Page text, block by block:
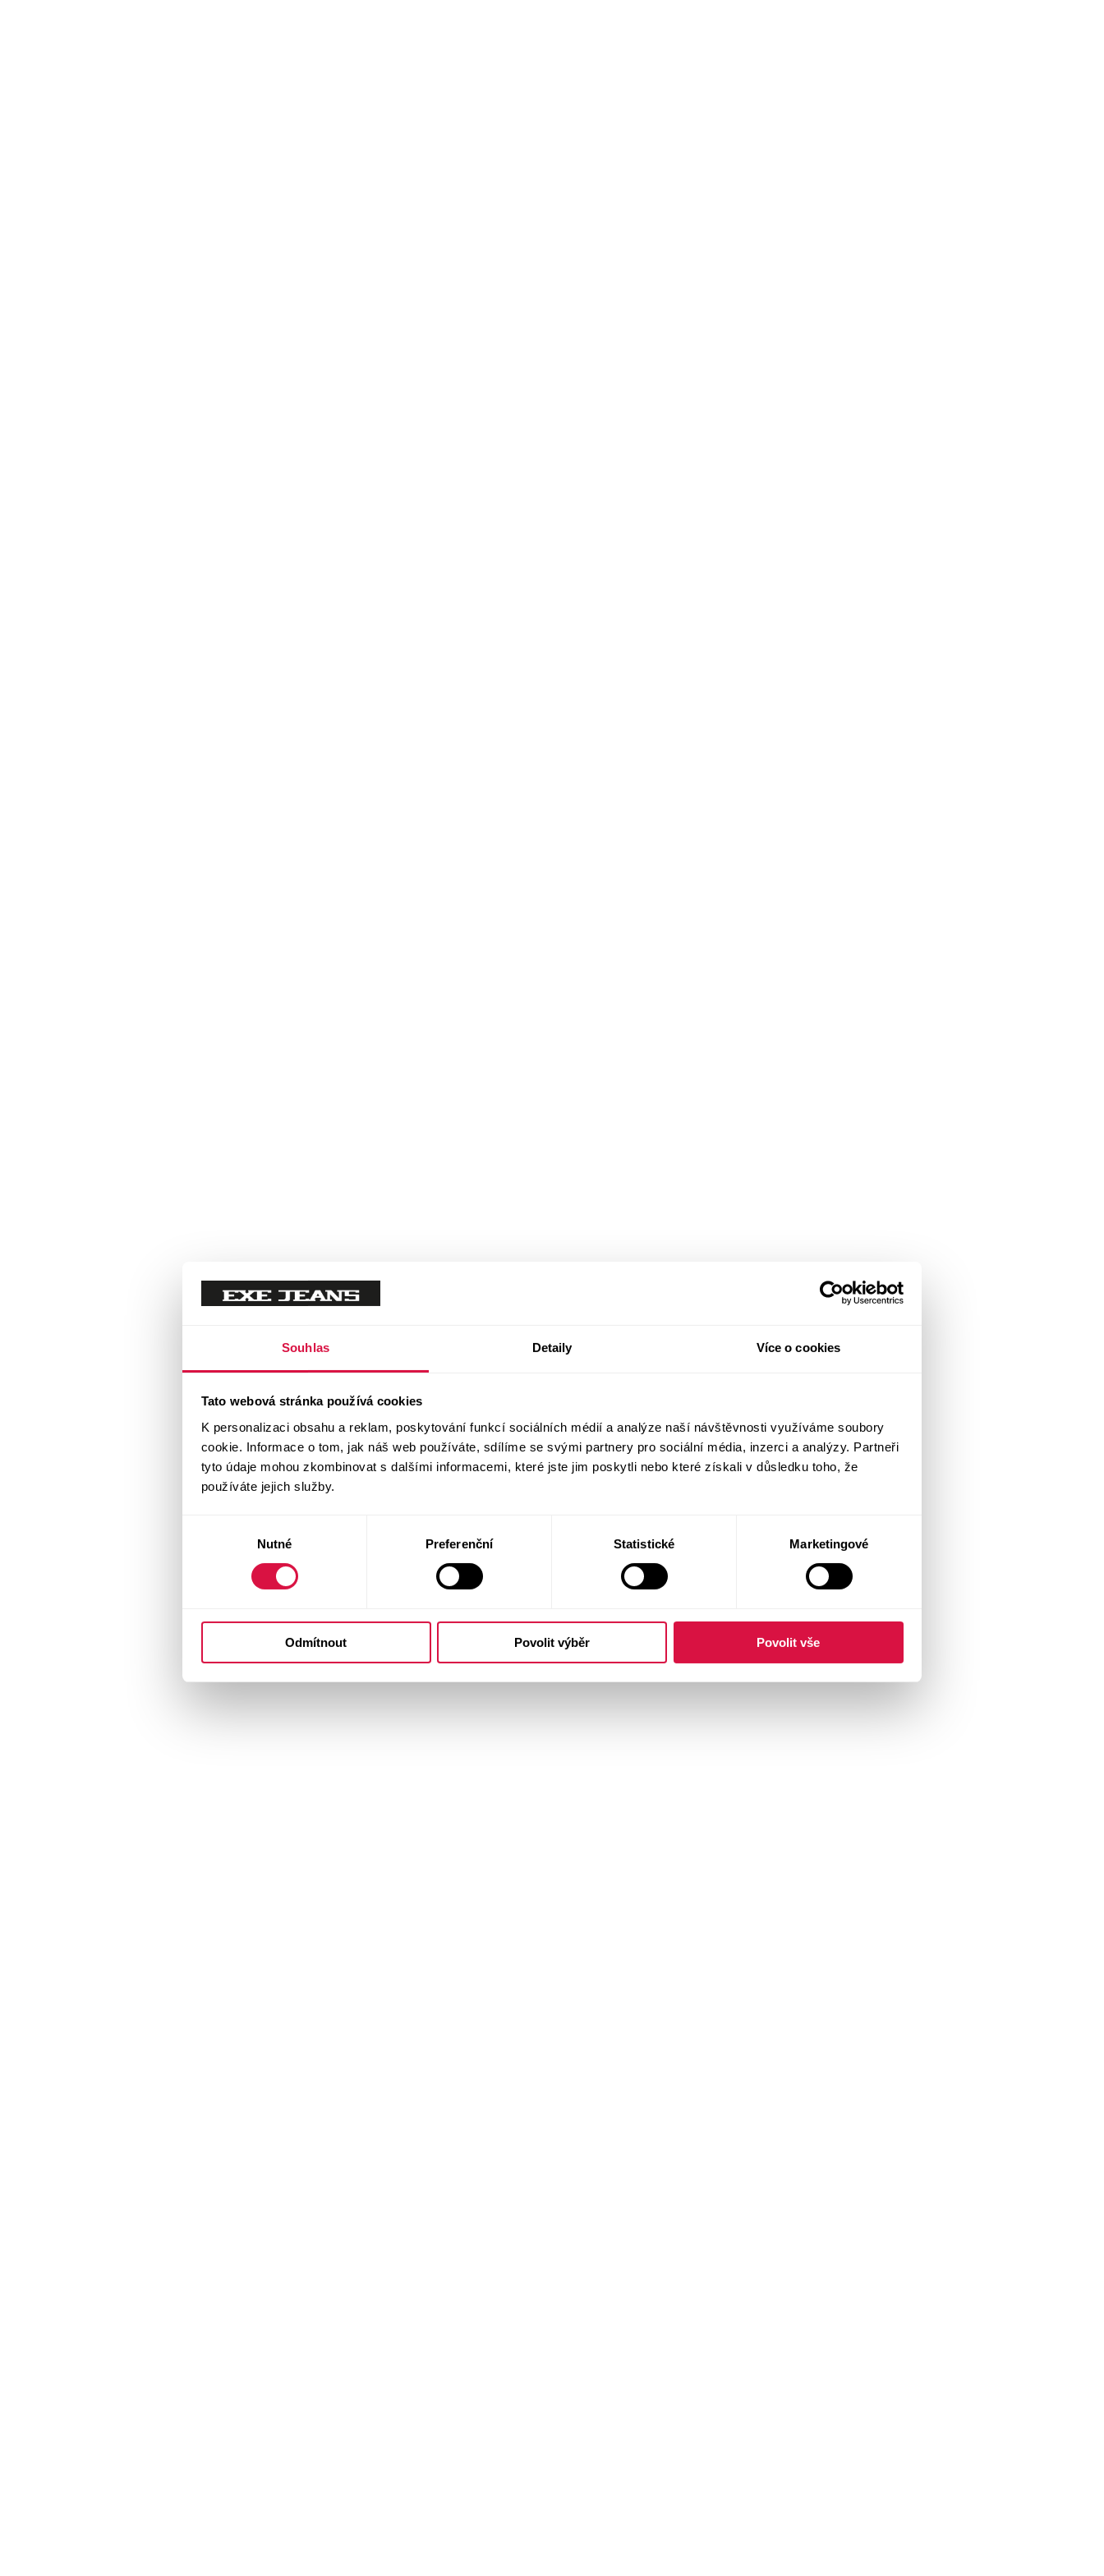
Souhlas Detaily Více o cookies
Tato webová stránka používá cookies
K personalizaci obsahu a reklam, poskytování funkcí sociálních médií a analýze naší návštěvnosti využíváme soubory
cookie. Informace o tom, jak náš web používáte, sdílíme se svými partnery pro sociální média, inzerci a analýzy. Partneři
tyto údaje mohou zkombinovat s dalšími informacemi, které jste jim poskytli nebo které získali v důsledku toho, že
používáte jejich služby.
Nutné Preferenční Statistické Marketingové
Odmítnout Povolit výběr Povolit vše